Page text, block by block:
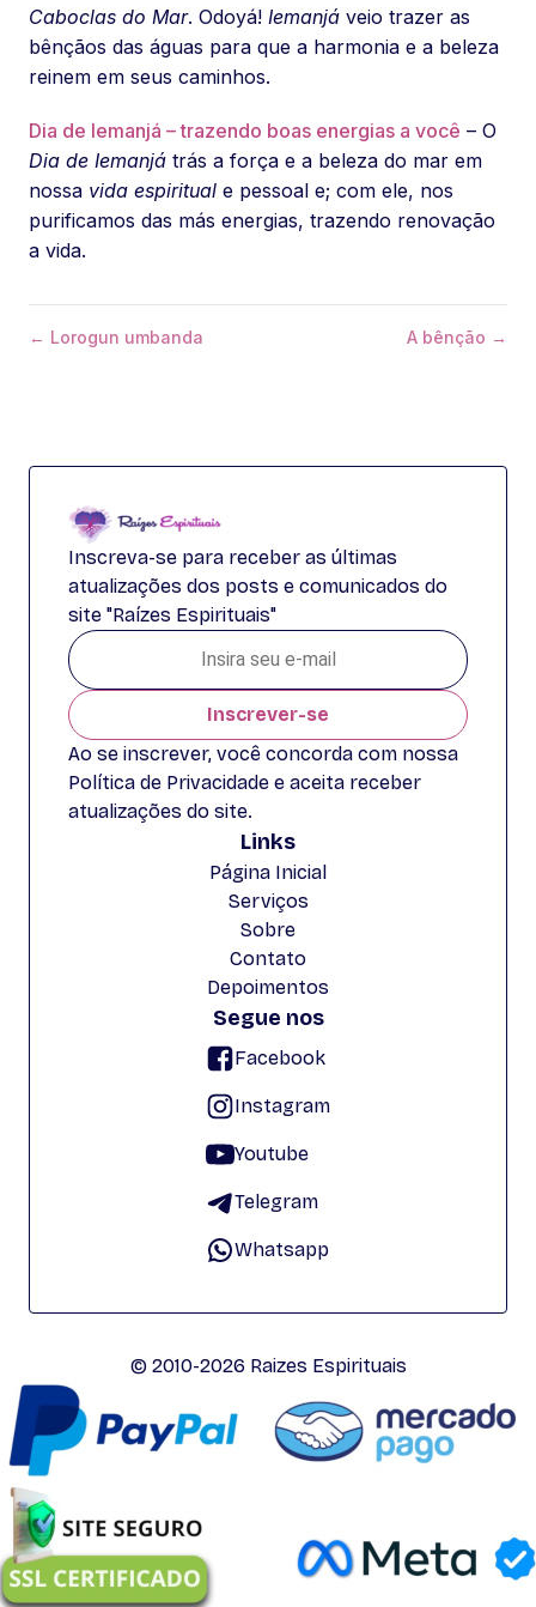
Caboclas do Mar. Odoyá! Iemanjá veio trazer as
bênçãos das águas para que a harmonia e a beleza
reinem em seus caminhos.
Dia de Iemanjá – trazendo boas energias a você – O
Dia de Iemanjá trás a força e a beleza do mar em
nossa vida espiritual e pessoal e; com ele, nos
purificamos das más energias, trazendo renovação
a vida.
← Lorogun umbanda A bênção →
Inscreva-se para receber as últimas
atualizações dos posts e comunicados do
site "Raízes Espirituais"
Inscrever-se
Ao se inscrever, você concorda com nossa
Política de Privacidade e aceita receber
atualizações do site.
Links
Página Inicial
Serviços
Sobre
Contato
Depoimentos
Segue nos
Facebook
Instagram
Youtube
Telegram
Whatsapp
© 2010-2026 Raizes Espirituais